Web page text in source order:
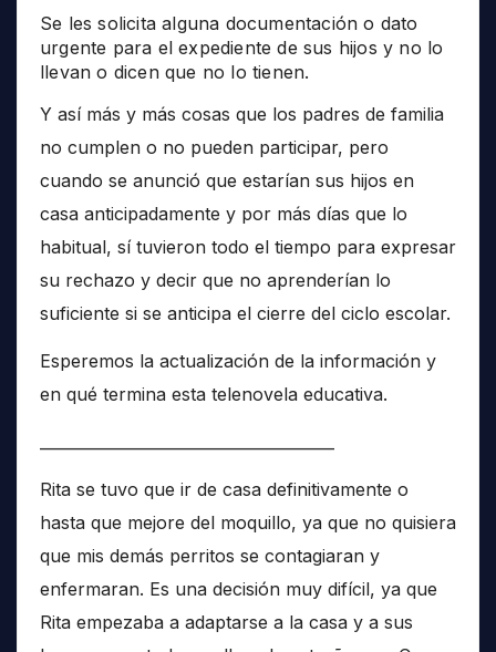
Se les solicita alguna documentación o dato
urgente para el expediente de sus hijos y no lo
llevan o dicen que no lo tienen.
Y así más y más cosas que los padres de familia
no cumplen o no pueden participar, pero
cuando se anunció que estarían sus hijos en
casa anticipadamente y por más días que lo
habitual, sí tuvieron todo el tiempo para expresar
su rechazo y decir que no aprenderían lo
suficiente si se anticipa el cierre del ciclo escolar.
Esperemos la actualización de la información y
en qué termina esta telenovela educativa.
Rita se tuvo que ir de casa definitivamente o
hasta que mejore del moquillo, ya que no quisiera
que mis demás perritos se contagiaran y
enfermaran. Es una decisión muy difícil, ya que
Rita empezaba a adaptarse a la casa y a sus